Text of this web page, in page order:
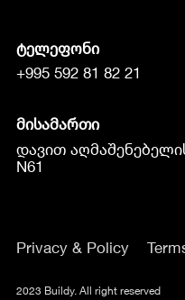
ტელეფონი
+995 592 81 82 21
მისამართი
დავით
N61
Privacy & Policy
2023 Buildy. All right reserved